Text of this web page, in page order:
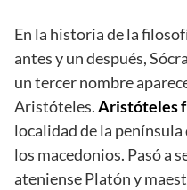
En la historia de la
antes y un después,
un tercer nombre
Aristóteles.Aristóteles
localidad de la
los macedonios. Pasó a
ateniense Platón y